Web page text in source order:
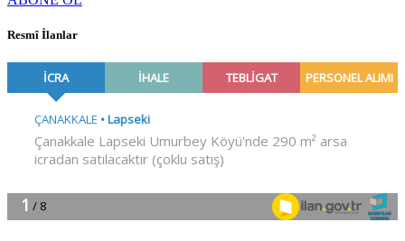
Resmî İlanlar